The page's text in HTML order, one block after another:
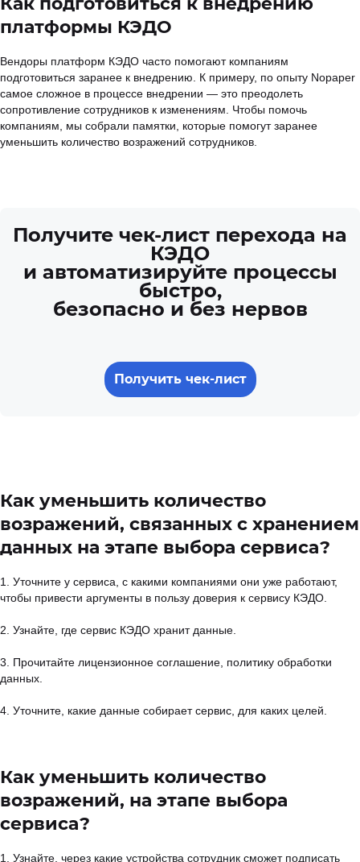
платформы КЭДО
Вендоры платформ КЭДО часто помогают компаниям
подготовиться заранее к внедрению. К примеру, по опыту Nopaper
самое сложное в процессе внедрении — это преодолеть
сопротивление сотрудников к изменениям. Чтобы помочь
компаниям, мы собрали памятки, которые помогут заранее
уменьшить количество возражений сотрудников.
Получите чек-лист перехода на
КЭДО
и автоматизируйте процессы
быстро,
безопасно и без нервов
Получить чек-лист
Как уменьшить количество
возражений, связанных с хранением
данных на этапе выбора сервиса?
1. Уточните у сервиса, с какими компаниями они уже работают,
чтобы привести аргументы в пользу доверия к сервису КЭДО.
2. Узнайте, где сервис КЭДО хранит данные.
3. Прочитайте лицензионное соглашение, политику обработки
данных.
4. Уточните, какие данные собирает сервис, для каких целей.
Как уменьшить количество
возражений, на этапе выбора
сервиса?
1. Узнайте, через какие устройства сотрудник сможет подписать